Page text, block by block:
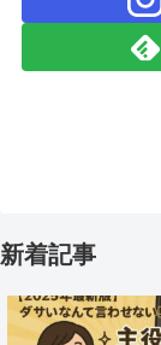
新着記事